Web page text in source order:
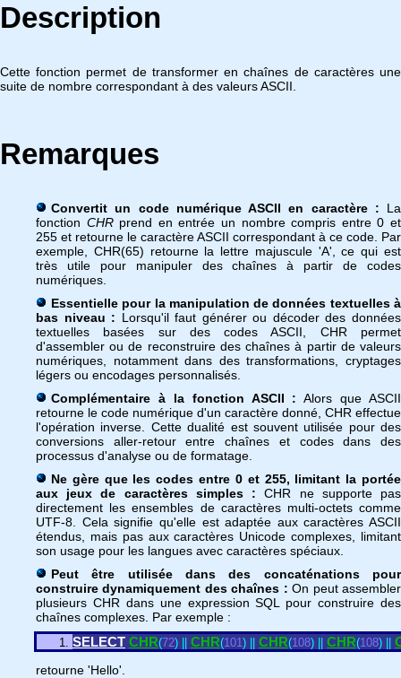
Description
Cette fonction permet de transformer en chaînes de caractères une
suite de nombre correspondant à des valeurs ASCII.
Remarques
Convertit un code numérique ASCII en caractère : La
fonction CHRprend en entrée un nombre compris entre 0 et
255 et retourne le caractère ASCII correspondant à ce code. Par
exemple, CHR(65) retourne la lettre majuscule 'A', ce qui est
très utile pour manipuler des chaînes à partir de codes
numériques.
Essentielle pour la manipulation de données textuelles à
bas niveau : Lorsqu'il faut générer ou décoder des données
textuelles basées sur des codes ASCII, CHR permet
d'assembler ou de reconstruire des chaînes à partir de valeurs
numériques, notamment dans des transformations, cryptages
légers ou encodages personnalisés.
Complémentaire à la fonction ASCII : Alors que ASCII
retourne le code numérique d'un caractère donné, CHR effectue
l'opération inverse. Cette dualité est souvent utilisée pour des
conversions aller-retour entre chaînes et codes dans des
processus d'analyse ou de formatage.
Ne gère que les codes entre 0 et 255, limitant la portée
aux jeux de caractères simples : CHR ne supporte pas
directement les ensembles de caractères multi-octets comme
UTF-8. Cela signifie qu'elle est adaptée aux caractères ASCII
étendus, mais pas aux caractères Unicode complexes, limitant
son usage pour les langues avec caractères spéciaux.
Peut être utilisée dans des concaténations pour
construire dynamiquement des chaînes : On peut assembler
plusieurs CHR dans une expression SQL pour construire des
chaînes complexes. Par exemple :
SELECT CHR(72) CHR(101) CHR(108) CHR(108)
retourne 'Hello'.